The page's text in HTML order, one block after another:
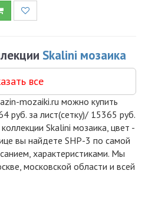
Skalini мозаика
все
mozaiki.ru можно купить
руб. за лист(сетку)/ 15365 руб.
Skalini мозаика, цвет -
вы найдете SHP-3 по самой
характеристиками. Мы
московской области и всей